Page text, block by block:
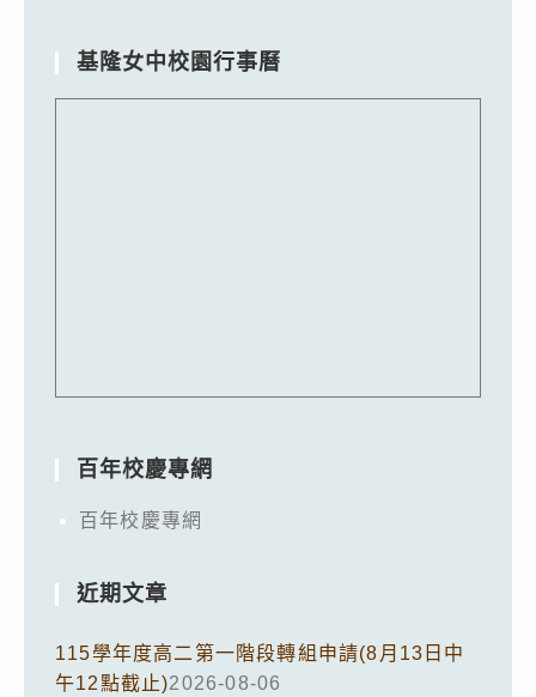
基隆女中校園行事曆
百年校慶專網
百年校慶專網
近期文章
115學年度高二第一階段轉組申請(8月13日中
午12點截止)2026-08-06